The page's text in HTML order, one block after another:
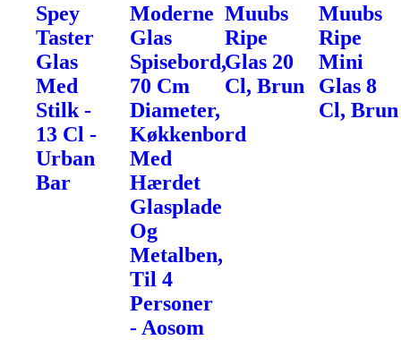
Spey
Taster
Glas
Med
Stilk -
13 Cl -
Urban
Bar
Moderne
Glas
Spisebord,
70 Cm
Diameter,
Køkkenbord
Med
Hærdet
Glasplade
Og
Metalben,
Til 4
Personer
- Aosom
Muubs
Ripe
Glas 20
Cl, Brun
Muubs
Ripe
Mini
Glas 8
Cl, Brun